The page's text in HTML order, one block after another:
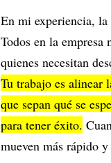
En mi experiencia, la
Todos en la empresa
quienes necesitan
Tu trabajo es alinear
que sepan qué se
para tener éxito.
mueven más rápido